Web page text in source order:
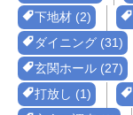
下地材 (2)
ダイニング (31)
玄関ホール (27)
打放し (1)